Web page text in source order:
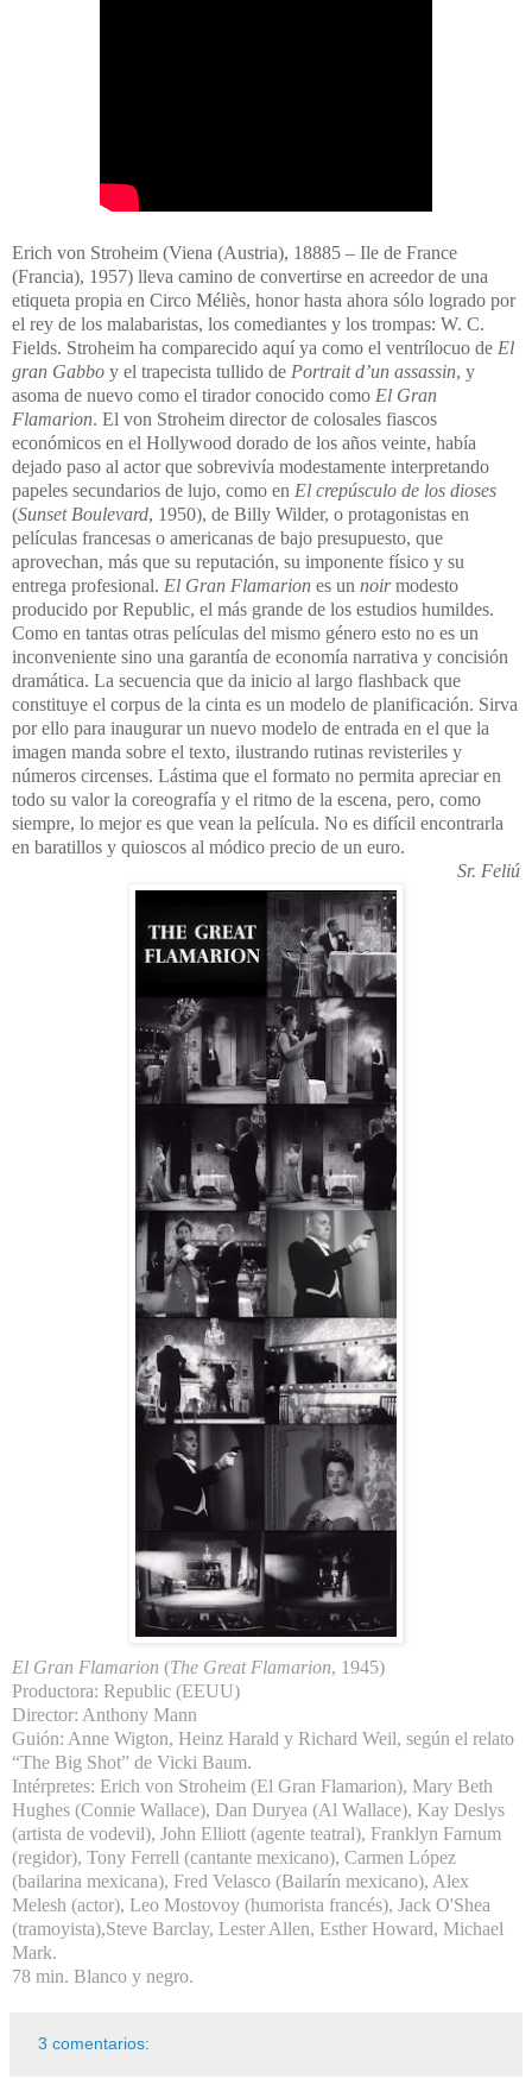
Erich von Stroheim (Viena (Austria), 18885 – Ile de France
(Francia), 1957) lleva camino de convertirse en acreedor de una
etiqueta propia en Circo Méliès, honor hasta ahora sólo logrado por
el rey de los malabaristas, los comediantes y los trompas: W. C.
Fields. Stroheim ha comparecido aquí ya como el ventrílocuo de El
gran Gabbo y el trapecista tullido de Portraitd’un assassin, y
asoma de nuevo como el tirador conocido como El Gran
Flamarion. El von Stroheim director de colosales fiascos
económicos en el Hollywood dorado de los años veinte, había
dejado paso al actor que sobrevivía modestamente interpretando
papeles secundarios de lujo, como en El crepúsculo de los dioses
(Sunset Boulevard, 1950), de Billy Wilder, o protagonistas en
películas francesas o americanas de bajo presupuesto, que
aprovechan, más que su reputación, su imponente físico y su
entrega profesional. El Gran Flamarion es un noirmodesto
producido por Republic, el más grande de los estudios humildes.
Como en tantas otras películas del mismo género esto no es un
inconveniente sino una garantía de economía narrativa y concisión
dramática. La secuencia que da inicio al largo flashback que
constituye el corpus de la cinta es un modelo de planificación. Sirva
por ello para inaugurar un nuevo modelo de entrada en el que la
imagen manda sobre el texto, ilustrando rutinas revisteriles y
números circenses. Lástima que el formato no permita apreciar en
todo su valor la coreografía y el ritmo de la escena, pero, como
siempre, lo mejor es que vean la película. No es difícil encontrarla
en baratillos y quioscos al módico precio de un euro.
Sr. Feliú
El Gran Flamarion (The Great Flamarion, 1945)
Productora: Republic (EEUU)
Director: Anthony Mann
Guión: Anne Wigton, Heinz Harald y Richard Weil, según el relato
“The Big Shot” de Vicki Baum.
Intérpretes: Erich von Stroheim (El Gran Flamarion), Mary Beth
Hughes (Connie Wallace), Dan Duryea (Al Wallace), Kay Deslys
(artista de vodevil), John Elliott (agente teatral), Franklyn Farnum
(regidor), Tony Ferrell (cantante mexicano), Carmen López
(bailarina mexicana), Fred Velasco (Bailarín mexicano), Alex
Melesh (actor), Leo Mostovoy (humorista francés), Jack O'Shea
(tramoyista),Steve Barclay, Lester Allen, Esther Howard, Michael
Mark.
78 min. Blanco y negro.
3 comentarios: